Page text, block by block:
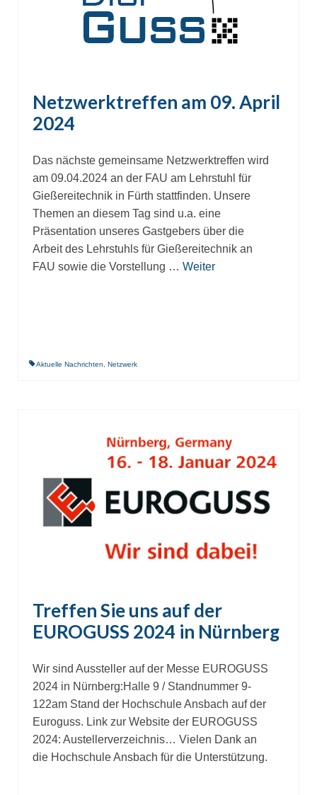
Netzwerktreffen am 09. April
2024
Das nächste gemeinsame Netzwerktreffen wird
am 09.04.2024 an der FAU am Lehrstuhl für
Gießereitechnik in Fürth stattfinden. Unsere
Themen an diesem Tag sind u.a. eine
Präsentation unseres Gastgebers über die
Arbeit des Lehrstuhls für Gießereitechnik an
FAU sowie die Vorstellung … Weiter
Aktuelle Nachrichten Netzwerk
Treffen Sie uns auf der
EUROGUSS 2024 in Nürnberg
Wir sind Aussteller auf der Messe EUROGUSS
2024 in Nürnberg:Halle 9 / Standnummer 9-
122am Stand der Hochschule Ansbach auf der
Euroguss. Link zur Website der EUROGUSS
2024: Austellerverzeichnis… Vielen Dank an
die Hochschule Ansbach für die Unterstützung.